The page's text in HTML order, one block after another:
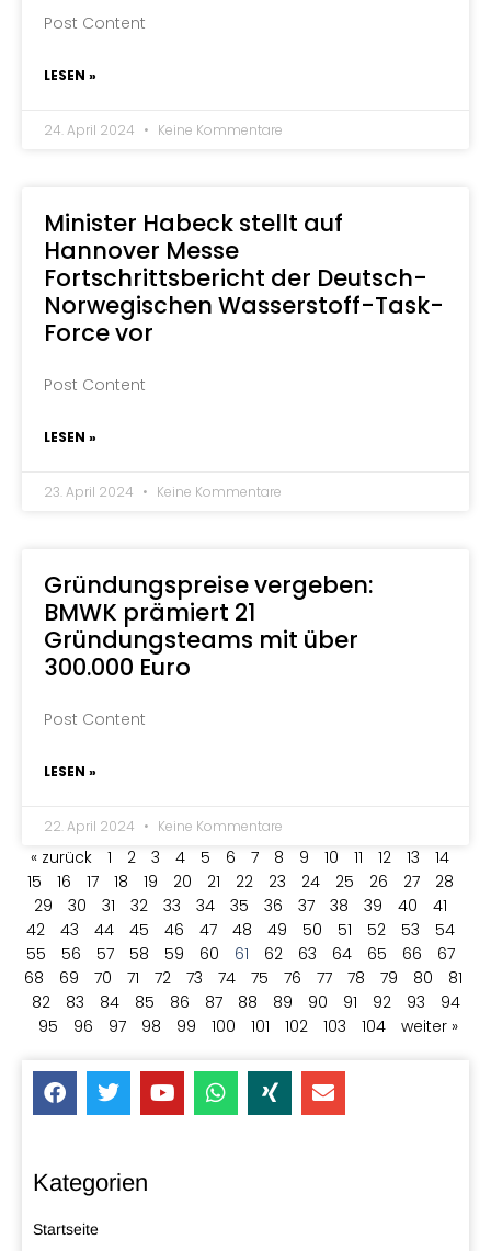
Post Content
LESEN »
24. April 2024 Keine Kommentare
Minister Habeck stellt auf
Hannover Messe
Fortschrittsbericht der Deutsch-
Norwegischen Wasserstoff-Task-
Force vor
Post Content
LESEN »
23. April 2024 Keine Kommentare
Gründungspreise vergeben:
BMWK prämiert 21
Gründungsteams mit über
300.000 Euro
Post Content
LESEN »
22. April 2024 Keine Kommentare
« zurück 1 2 3 4 5 6 7 8 9 10 11 12 13
14
15
16 17 18 19 20 21 22 23 24 25 26 27
28
29
30 31 32 33 34 35 36 37 38 39 40
41
42
43 44 45 46 47 48 49 50 51 52 53
54
55
56 57 58 59 60 61 62 63 64 65 66
67
68
69 70 71 72 73 74 75 76 77 78 79 80
81
82
83 84 85 86 87 88 89 90 91 92 93
94
95
96 97 98 99 100 101 102 103 104 weiter »
Kategorien
Startseite